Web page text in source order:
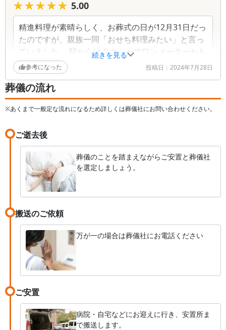
続きを見る
★★★★★
★★★★★ 5.00
精進料理が素晴らしく、お葬式の日が12月31日だっ
たのですが、親族一同「おせち料理みたい」と言っ
ていました。 駅からはタクシーでワンメーターかも
う少しくらいですし、駐車場も広く、ホールも申し
分ありませんでした。
参考になった 投稿日： 2024年7月28日
葬儀の流れ
※あくまで一般定な流れになるため詳しくは葬儀社にお問い合わせください。
ご逝去後
葬儀のことを踏まえながらご安置と葬儀社
を選定しましょう。
搬送のご依頼
万が一の場合は葬儀社にお電話ください
ご安置
病院・自宅などにお迎えに行き、安置所ま
で搬送します。